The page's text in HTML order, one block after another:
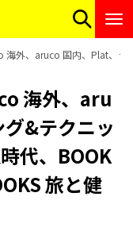
海外、aruco 国内、Plat、ラ
海外、aru
&テクニッ
代、BOOK
旅と健